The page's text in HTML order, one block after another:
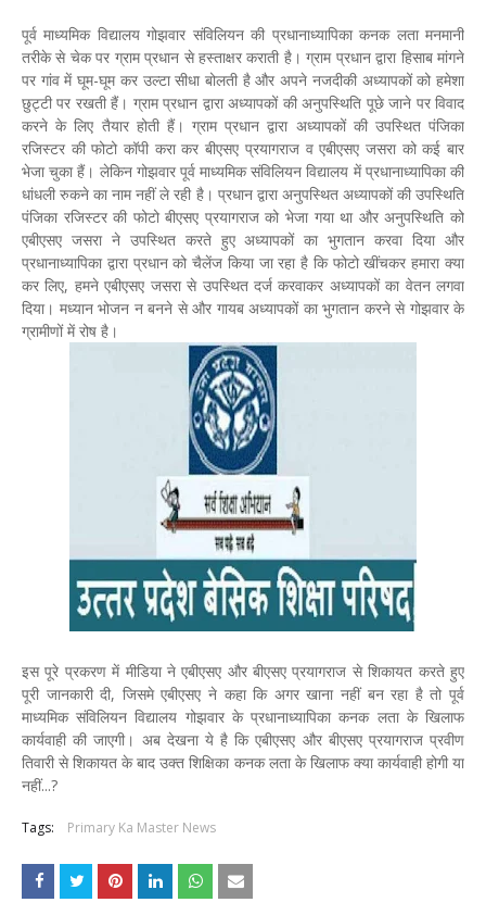
पूर्व माध्यमिक विद्यालय गोझवार संविलियन की प्रधानाध्यापिका कनक लता मनमानी
तरीके से चेक पर ग्राम प्रधान से हस्ताक्षर कराती है। ग्राम प्रधान द्वारा हिसाब मांगने
पर गांव में घूम-घूम कर उल्टा सीधा बोलती है और अपने नजदीकी अध्यापकों को हमेशा
छुट्टी पर रखती हैं। ग्राम प्रधान द्वारा अध्यापकों की अनुपस्थिति पूछे जाने पर विवाद
करने के लिए तैयार होती हैं। ग्राम प्रधान द्वारा अध्यापकों की उपस्थित पंजिका
रजिस्टर की फोटो कॉपी करा कर बीएसए प्रयागराज व एबीएसए जसरा को कई बार
भेजा चुका हैं। लेकिन गोझवार पूर्व माध्यमिक संविलियन विद्यालय में प्रधानाध्यापिका की
धांधली रुकने का नाम नहीं ले रही है। प्रधान द्वारा अनुपस्थित अध्यापकों की उपस्थिति
पंजिका रजिस्टर की फोटो बीएसए प्रयागराज को भेजा गया था और अनुपस्थिति को
एबीएसए जसरा ने उपस्थित करते हुए अध्यापकों का भुगतान करवा दिया और
प्रधानाध्यापिका द्वारा प्रधान को चैलेंज किया जा रहा है कि फोटो खींचकर हमारा क्या
कर लिए, हमने एबीएसए जसरा से उपस्थित दर्ज करवाकर अध्यापकों का वेतन लगवा
दिया। मध्यान भोजन न बनने से और गायब अध्यापकों का भुगतान करने से गोझवार के
ग्रामीणों में रोष है।
इस पूरे प्रकरण में मीडिया ने एबीएसए और बीएसए प्रयागराज से शिकायत करते हुए
पूरी जानकारी दी, जिसमे एबीएसए ने कहा कि अगर खाना नहीं बन रहा है तो पूर्व
माध्यमिक संविलियन विद्यालय गोझवार के प्रधानाध्यापिका कनक लता के खिलाफ
कार्यवाही की जाएगी। अब देखना ये है कि एबीएसए और बीएसए प्रयागराज प्रवीण
तिवारी से शिकायत के बाद उक्त शिक्षिका कनक लता के खिलाफ क्या कार्यवाही होगी या
नहीं...?
Tags: Primary Ka Master News